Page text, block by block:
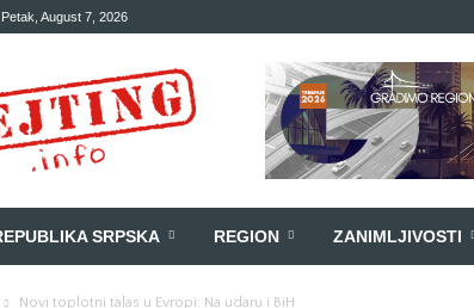
Petak, August 7, 2026
SRPSKA REGION ZANIMLJIVOSTI
Novi toplotni talas u Evropi: Na udaru i BiH